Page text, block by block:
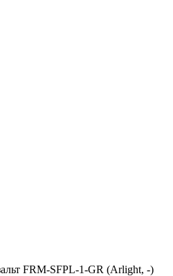
FRM-SFPL-1-GR (Arlight, -)